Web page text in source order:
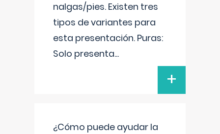
nalgas/pies. Existen tres
tipos de variantes para
esta presentación. Puras:
Solo presenta...
+
¿Cómo puede ayudar la